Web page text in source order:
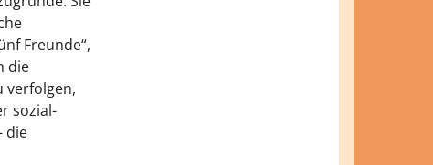
Freunde“,
die
verfolgen,
sozial-
die